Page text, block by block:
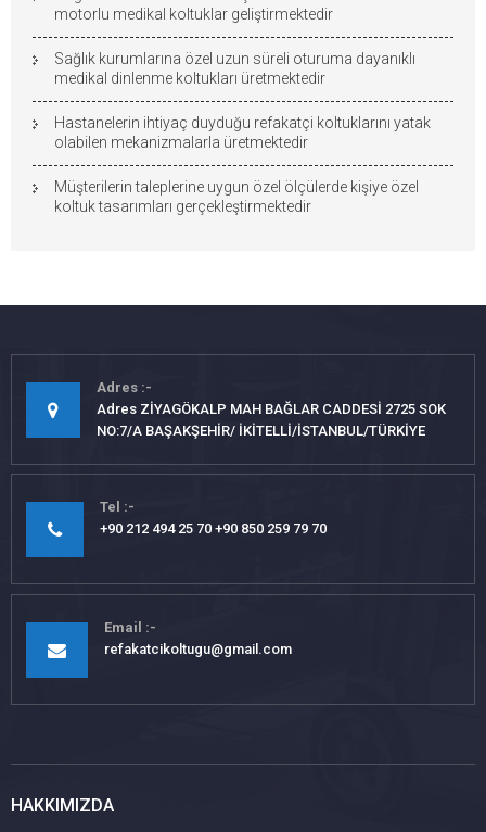
motorlu medikal koltuklar geliştirmektedir
Sağlık kurumlarına özel uzun süreli oturuma dayanıklı
medikal dinlenme koltukları üretmektedir
Hastanelerin ihtiyaç duyduğu refakatçi koltuklarını yatak
olabilen mekanizmalarla üretmektedir
Müşterilerin taleplerine uygun özel ölçülerde kişiye özel
koltuk tasarımları gerçekleştirmektedir
Adres
Adres ZİYAGÖKALP MAH BAĞLAR CADDESİ 2725 SOK
NO:7/A BAŞAKŞEHİR/ İKİTELLİ/İSTANBUL/TÜRKİYE
Tel
+90 212 494 25 70 +90 850 259 79 70
Email
refakatcikoltugu@gmail.com
HAKKIMIZDA